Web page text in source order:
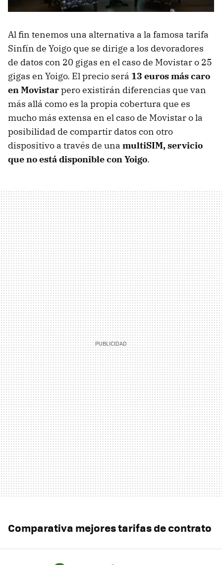
Al fin tenemos una alternativa a la famosa tarifa
Sinfín de Yoigo que se dirige a los devoradores
de datos con 20 gigas en el caso de Movistar o 25
gigas en Yoigo. El precio será 13 euros más caro
en Movistarpero existirán diferencias que van
más allá como es la propia cobertura que es
mucho más extensa en el caso de Movistar o la
posibilidad de compartir datos con otro
dispositivo a través de una multiSIM, servicio
que no está disponible con Yoigo.
Comparativa mejores tarifas de contrato